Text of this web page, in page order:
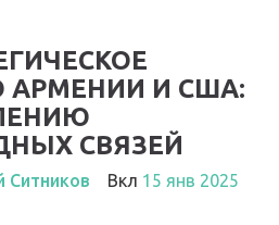
АРМЕНИИ И США:
СВЯЗЕЙ
Ситников Вкл 15 янв 2025